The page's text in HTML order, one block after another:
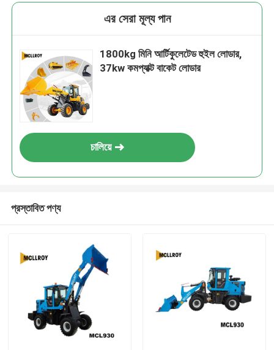
এর সেরা মূল্য পান
1800kg মিনি আর্টিকুলেটেড হুইল লোডার,
37kw কমপ্যাক্ট বাকেট লোডার
চালিয়ে
প্রস্তাবিত পণ্য